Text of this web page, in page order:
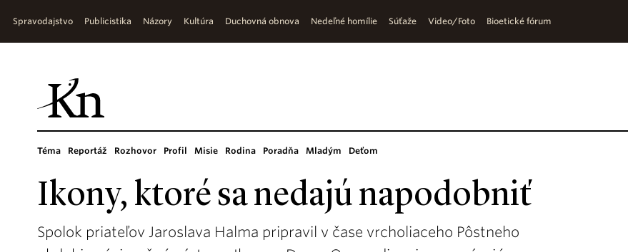
Spravodajstvo Publicistika Názory Kultúra Duchovná obnova Nedeľné homílie Súťaže Video/Foto Bioetické fórum
Téma Reportáž Rozhovor Profil Misie Rodina Poradňa Mladým Deťom
Ikony, ktoré sa nedajú napodobniť
Spolok priateľov Jaroslava Halma pripravil v čase vrcholiaceho Pôstneho